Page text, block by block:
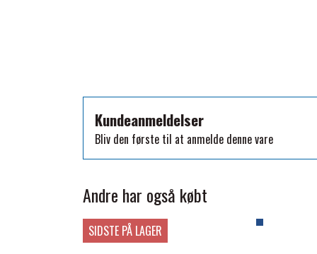
QHP -BRANDS OF Q
PREMIER EQUINE INSEKTBESKYTTELSE
Kundeanmeldelser
Bliv den første til at anmelde denne vare
Andre har også købt
SIDSTE PÅ LAGER